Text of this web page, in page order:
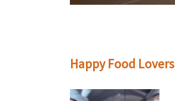
Happy Food Lovers